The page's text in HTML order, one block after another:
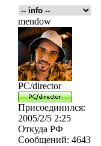
mendow
PC/director
Присоединился:
2005/2/5 2:25
Откуда РФ
Сообщений: 4643